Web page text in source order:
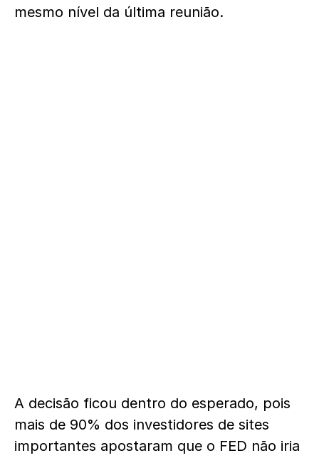
mesmo nível da última reunião.
A decisão ficou dentro do esperado, pois
mais de 90% dos investidores de sites
importantes apostaram que o FED não iria